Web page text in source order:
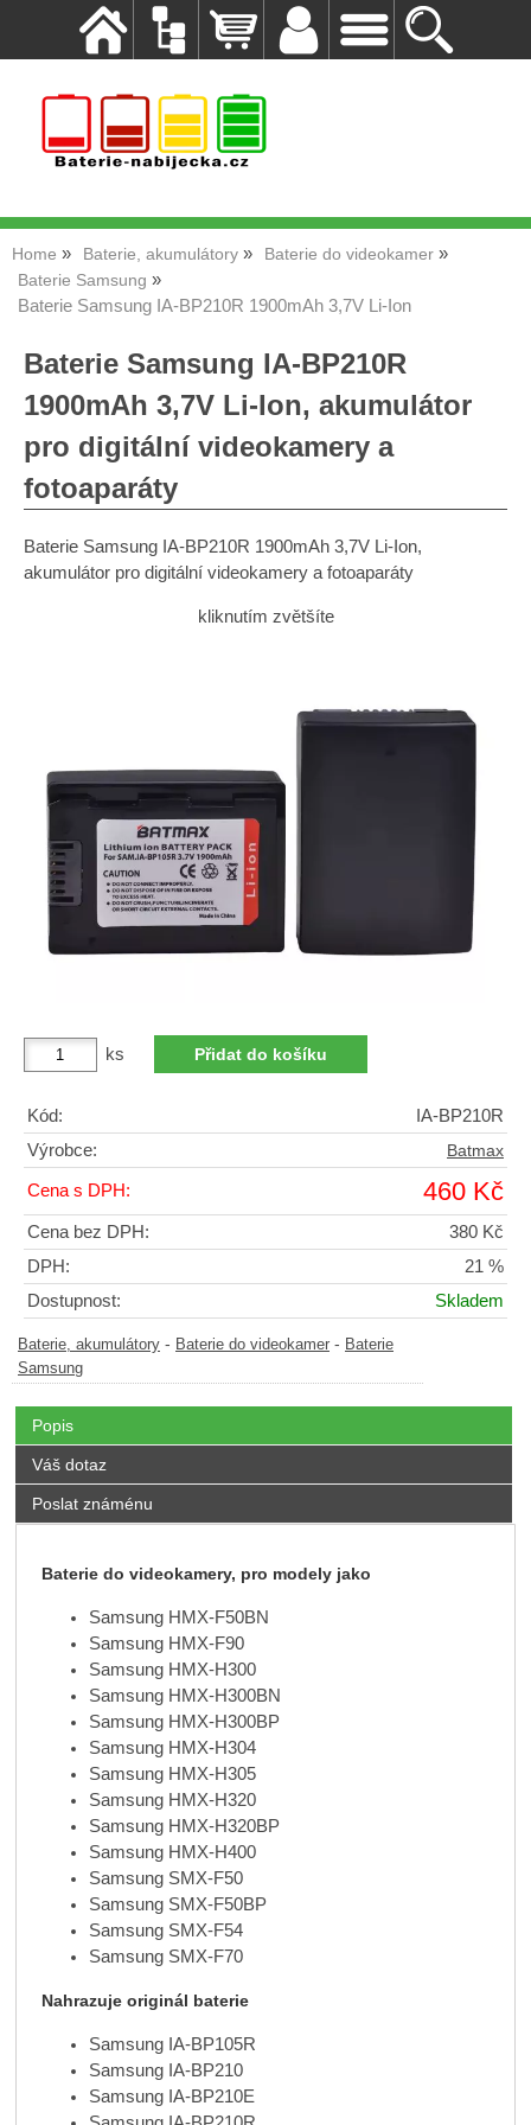
Home Baterie, akumulátory
Baterie do videokamer
Baterie Samsung
Baterie Samsung IA-BP210R 1900mAh 3,7V Li-Ion
Baterie Samsung IA-BP210R
1900mAh 3,7V Li-Ion, akumulátor
pro digitální videokamery a
fotoaparáty
Baterie Samsung IA-BP210R 1900mAh 3,7V Li-Ion,
akumulátor pro digitální videokamery a fotoaparáty
kliknutím zvětšíte
ks
Kód:
IA-BP210R
Výrobce:
Batmax
Cena s DPH: 460 Kč
Cena bez DPH:
380 Kč
DPH:
21 %
Dostupnost:
Skladem
Baterie, akumulátory - Baterie do videokamer - Baterie
Samsung
Popis
Váš dotaz
Poslat známénu
Baterie do videokamery, pro modely jako
Samsung HMX-F50BN
Samsung HMX-F90
Samsung HMX-H300
Samsung HMX-H300BN
Samsung HMX-H300BP
Samsung HMX-H304
Samsung HMX-H305
Samsung HMX-H320
Samsung HMX-H320BP
Samsung HMX-H400
Samsung SMX-F50
Samsung SMX-F50BP
Samsung SMX-F54
Samsung SMX-F70
Nahrazuje originál baterie
Samsung IA-BP105R
Samsung IA-BP210
Samsung IA-BP210E